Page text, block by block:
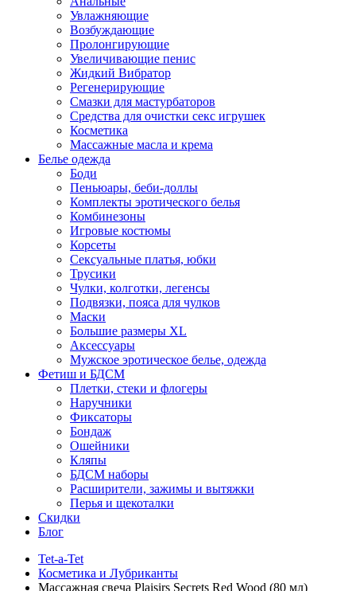
Увлажняющие
Возбуждающие
Пролонгирующие
Увеличивающие пенис
Жидкий Вибратор
Регенерирующие
Смазки для мастурбаторов
Средства для очистки секс игрушек
Косметика
Массажные масла и крема
Белье одежда
Боди
Пеньюары, беби-доллы
Комплекты эротического белья
Комбинезоны
Игровые костюмы
Корсеты
Сексуальные платья, юбки
Трусики
Чулки, колготки, легенсы
Подвязки, пояса для чулков
Маски
Большие размеры XL
Аксессуары
Мужское эротическое белье, одежда
Фетиш и БДСМ
Плетки, стеки и флогеры
Наручники
Фиксаторы
Бондаж
Ошейники
Кляпы
БДСМ наборы
Расширители, зажимы и вытяжки
Перья и щекоталки
Скидки
Блог
Tet-a-Tet
Косметика и Лубриканты
Массажная свеча Plaisirs Secrets Red Wood (80 мл)